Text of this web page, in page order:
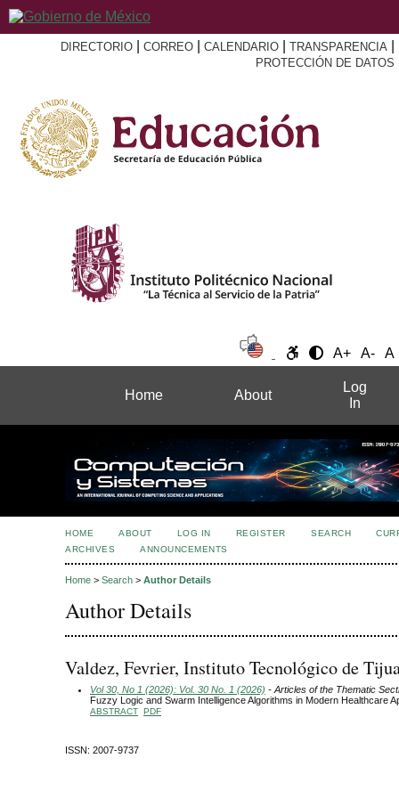
DIRECTORIO CORREO CALENDARIO TRANSPARENCIA
PROTECCIÓN DE DATOS
A+ A- A
Home About
Log
In
HOME ABOUT LOG IN REGISTER SEARCH
ARCHIVES
ANNOUNCEMENTS
Home > Search > Author Details
Author Details
Valdez, Fevrier, Instituto Tecnológico de
Vol 30, No 1 (2026): Vol. 30 No. 1 (2026) - Articles of the Thematic
Fuzzy Logic and Swarm Intelligence Algorithms in Modern Healthcare
ABSTRACT PDF
ISSN: 2007-9737